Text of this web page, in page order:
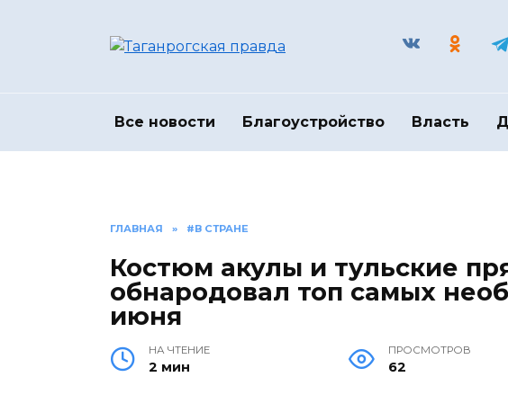
Все новости Благоустройство Власть
ГЛАВНАЯ » #В СТРАНЕ
Костюм акулы и тульские
обнародовал топ самых
июня
НА ЧТЕНИЕ
2 мин
ПРОСМОТРОВ
62